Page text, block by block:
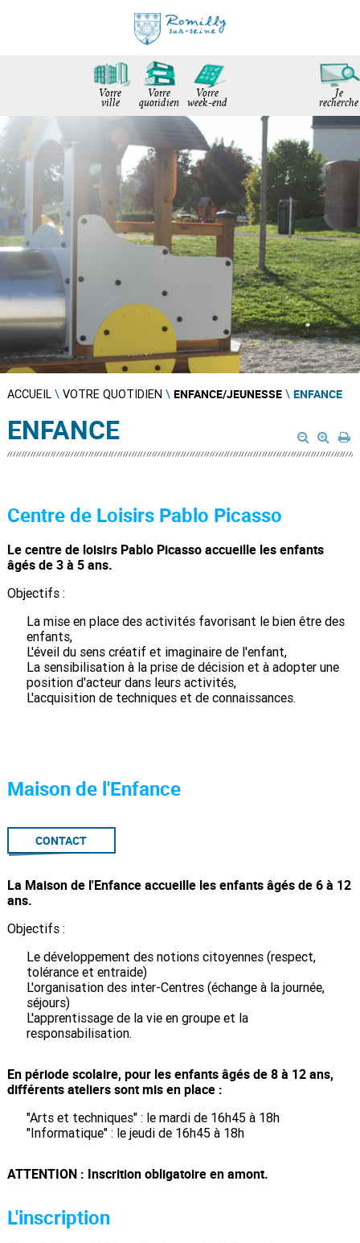
Je
recherche
Votre
ville
Votre
quotidien
Votre
week-end
ACCUEIL\ VOTRE QUOTIDIEN \ ENFANCE/JEUNESSE\ ENFANCE
ENFANCE
Centre de Loisirs Pablo Picasso
Le centre de loisirs Pablo Picasso accueille les enfants
âgés de 3 à 5 ans.
Objectifs :
La mise en place des activités favorisant le bien être des
enfants,
L'éveil du sens créatif et imaginaire de l'enfant,
La sensibilisation à la prise de décision et à adopter une
position d'acteur dans leurs activités,
L'acquisition de techniques et de connaissances.
Maison de l'Enfance
CONTACT
La Maison de l'Enfance accueille les enfants âgés de 6 à 12
ans.
Objectifs :
Le développement des notions citoyennes (respect,
tolérance et entraide)
L'organisation des inter-Centres (échange à la journée,
séjours)
L'apprentissage de la vie en groupe et la
responsabilisation.
En période scolaire, pour les enfants âgés de 8 à 12 ans,
différents ateliers sont mis en place :
"Arts et techniques" : le mardi de 16h45 à 18h
"Informatique" : le jeudi de 16h45 à 18h
ATTENTION : Inscrition obligatoire en amont.
L'inscription